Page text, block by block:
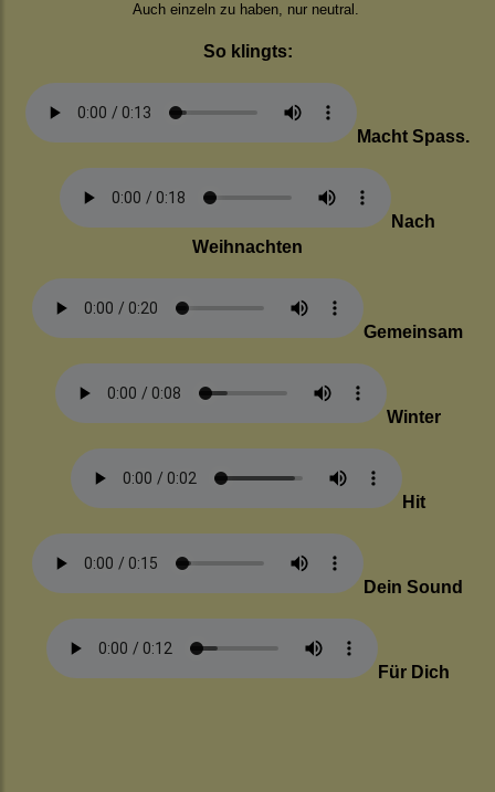
Auch einzeln zu haben, nur neutral.
So klingts:
Macht Spass.
Nach
Weihnachten
Gemeinsam
Winter
Hit
Dein Sound
Für Dich